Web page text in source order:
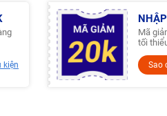
kiện
Mã
tối
Sao